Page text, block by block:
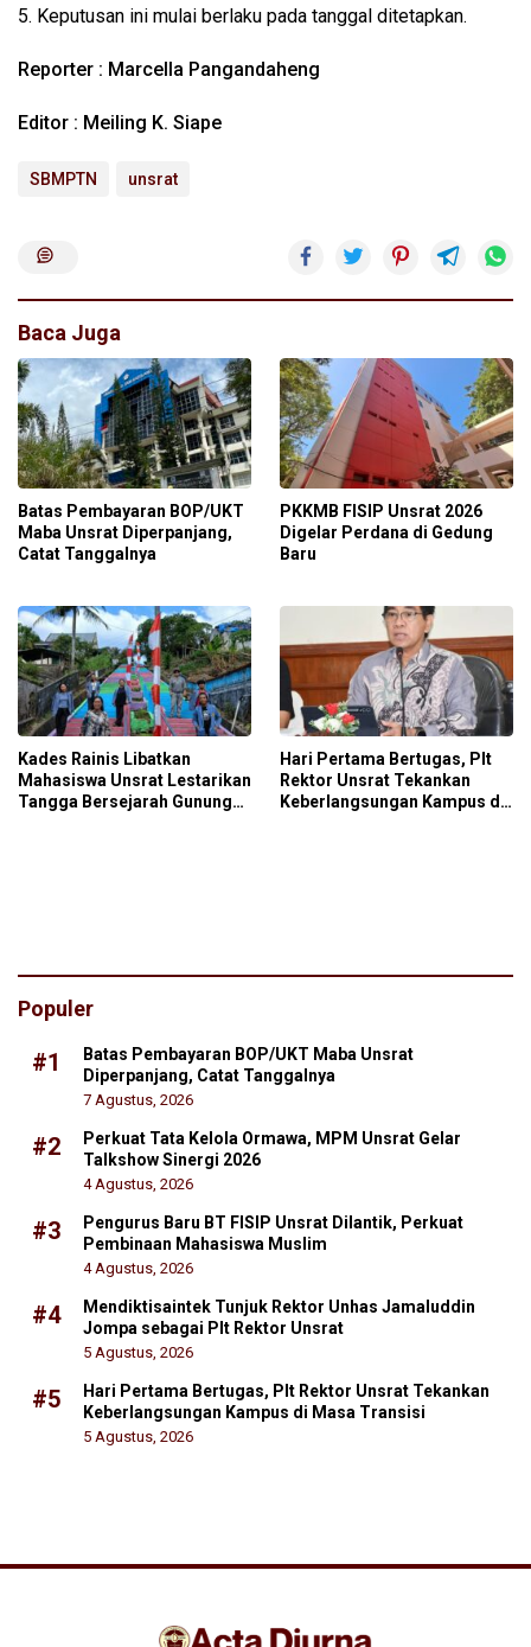
5. Keputusan ini mulai berlaku pada tanggal ditetapkan.
Reporter : Marcella Pangandaheng
Editor : Meiling K. Siape
SBMPTN unsrat
Baca Juga
Batas Pembayaran BOP/UKT
Maba Unsrat Diperpanjang,
Catat Tanggalnya
PKKMB FISIP Unsrat 2026
Digelar Perdana di Gedung
Baru
Kades Rainis Libatkan
Mahasiswa Unsrat Lestarikan
Tangga Bersejarah Gunung
Hari Pertama Bertugas, Plt
Rektor Unsrat Tekankan
Keberlangsungan Kampus di
Populer
#1
Batas Pembayaran BOP/UKT Maba Unsrat
Diperpanjang, Catat Tanggalnya
7 Agustus, 2026
#2
Perkuat Tata Kelola Ormawa, MPM Unsrat Gelar
Talkshow Sinergi 2026
4 Agustus, 2026
#3
Pengurus Baru BT FISIP Unsrat Dilantik, Perkuat
Pembinaan Mahasiswa Muslim
4 Agustus, 2026
#4
Mendiktisaintek Tunjuk Rektor Unhas Jamaluddin
Jompa sebagai Plt Rektor Unsrat
5 Agustus, 2026
#5
Hari Pertama Bertugas, Plt Rektor Unsrat Tekankan
Keberlangsungan Kampus di Masa Transisi
5 Agustus, 2026